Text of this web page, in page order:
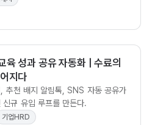
육 성과 공유 자동화 | 수료의
지다
추천 배지 알림톡, SNS 자동 공유가
규 유입 루프를 만든다.
기업HRD